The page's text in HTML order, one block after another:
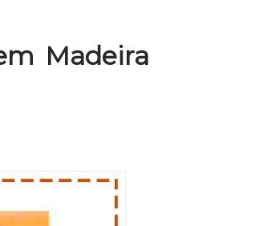
Madeira